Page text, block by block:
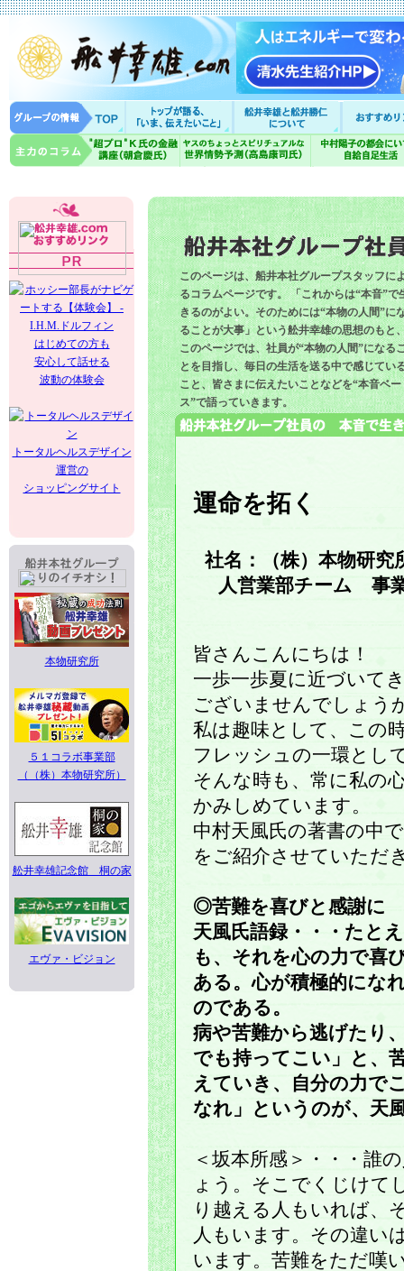
はじめての方も
安心して話せる
波動の体験会
トータルヘルスデザイン
運営の
ショッピングサイト
本物研究所
５１コラボ事業部
（（株）本物研究所）
舩井幸雄記念館 桐の家
エヴァ・ビジョン
このページは、船井本社グループスタッフに
るコラムページです。 「これからは“本音”で
きるのがよい。そのためには“本物の人間”に
ることが大事」という舩井幸雄の思想のもと
このページでは、社員が“本物の人間”になる
とを目指し、毎日の生活を送る中で感じてい
こと、皆さまに伝えたいことなどを“本音ベー
ス”で語っていきます。
運命を拓く
社名：（株）本物研
人営業部チーム 事
皆さんこんにちは！
一歩一歩夏に近づいて
ございませんでしょう
私は趣味として、この
フレッシュの一環とし
そんな時も、常に私の
かみしめています。
中村天風氏の著書の中
をご紹介させていただ
◎苦難を喜びと感謝に
天風氏語録・・・たと
も、それを心の力で喜
ある。心が積極的にな
のである。
病や苦難から逃げたり
でも持ってこい」と、
えていき、自分の力で
なれ」というのが、天
＜坂本所感＞・・・誰
ょう。そこでくじけて
り越える人もいれば、
人もいます。その違い
います。苦難をただ嘆